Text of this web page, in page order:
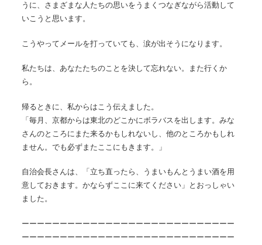
うに、さまざまな人たちの思いをうまくつなぎながら活動して
いこうと思います。
こうやってメールを打っていても、涙が出そうになります。
私たちは、あなたたちのことを決して忘れない。また行くか
ら。
帰るときに、私からはこう伝えました。
「毎月、京都からは東北のどこかにボラバスを出します。みな
さんのところにまた来るかもしれないし、他のところかもしれ
ません。でも必ずまたここにもきます。」
自治会長さんは、「立ち直ったら、うまいもんとうまい酒を用
意しておきます。かならずここに来てください」とおっしゃい
ました。
ーーーーーーーーーーーーーーーーーーーーーーーーーーーー
ーーーーーーーーーーーーーーーーーーーーーーーーーーーー